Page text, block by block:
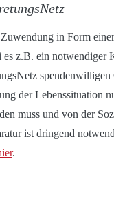
in Form
es z.B. ein
der Lebenssituation
muss und von der
ist dringend
.